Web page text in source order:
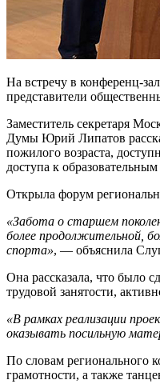
На встречу в конференц-
представители
Заместитель секретаря
Думы Юрий Липатов
пожилого возраста,
доступа к
Открыла форум
«Забота о старшем
более продолжительной,
спорта», — объяснила
Она рассказала, что было
трудовой занятости,
«В рамках реализации
оказывать посильную
По словам регионального
грамотности, а также